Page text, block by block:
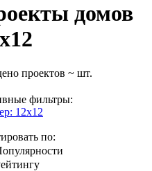
домов
проектов ~ шт.
фильтры:
12х12
по: